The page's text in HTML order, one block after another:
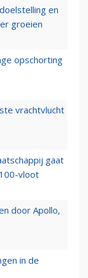
en
groeien
opschorting
vrachtvlucht
gaat
vloot
door Apollo,
in de